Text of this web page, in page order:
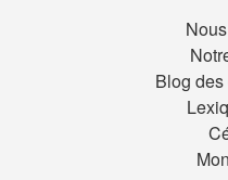
Blog